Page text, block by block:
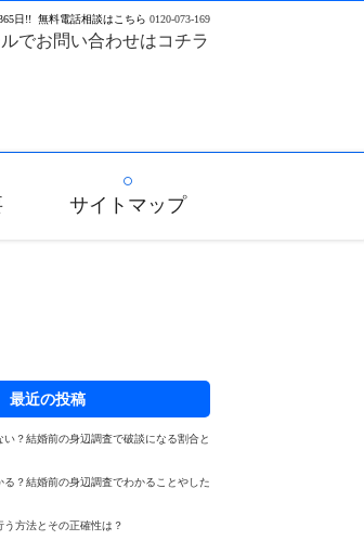
日!! 無料電話相談はこちら 0120-073-169
ルでお問い合わせはコチラ
サイトマップ
最近の投稿
？結婚前の身辺調査で破談になる割合と
？結婚前の身辺調査でわかることやした
方法とその正確性は？